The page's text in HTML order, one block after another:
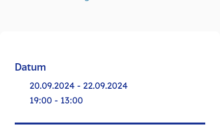
Datum
20.09.2024 - 22.09.2024
19:00 - 13:00